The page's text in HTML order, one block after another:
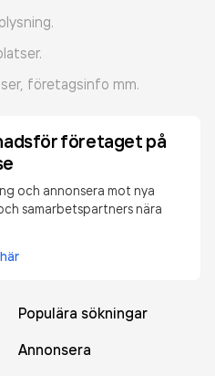
företagsinfo mm.
företaget på
och annonsera mot nya
samarbetspartners nära
Populära sökningar
Annonsera